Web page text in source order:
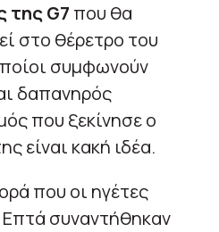
της G7 που θα
στο θέρετρο του
συμφωνούν
δαπανηρός
που ξεκίνησε ο
είναι κακή ιδέα.
που οι ηγέτες
συναντήθηκαν